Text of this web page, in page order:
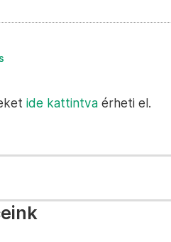
ide kattintva érheti el.